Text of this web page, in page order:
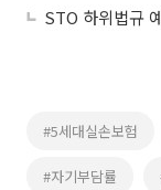
#5세대실손보험
#자기부담률